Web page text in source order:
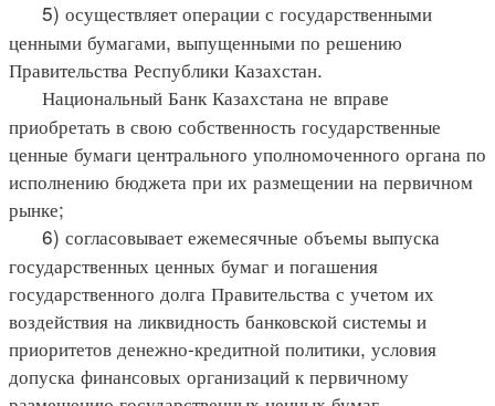
5) осуществляет операции с государственными
ценными бумагами, выпущенными по решению
Правительства Республики Казахстан.
Национальный Банк Казахстана не вправе
приобретать в свою собственность государственные
ценные бумаги центрального уполномоченного органа по
исполнению бюджета при их размещении на первичном
рынке;
6) согласовывает ежемесячные объемы выпуска
государственных ценных бумаг и погашения
государственного долга Правительства с учетом их
воздействия на ликвидность банковской системы и
приоритетов денежно-кредитной политики, условия
допуска финансовых организаций к первичному